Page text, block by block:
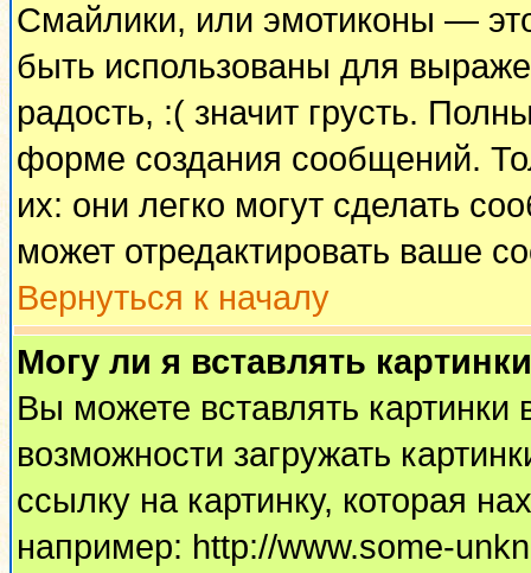
Смайлики, или эмотиконы —
быть использованы для
радость, :( значит грусть.
форме создания сообщений.
их: они легко могут сделать
может отредактировать ваше
Вернуться к началу
Могу ли я вставлять
Вы можете вставлять
возможности загружать
ссылку на картинку, которая
например: http://www.some-